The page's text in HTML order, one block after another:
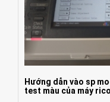
Hướng dẫn vào sp
test màu của máy